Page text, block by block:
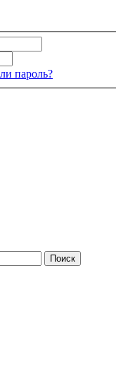
пароль?